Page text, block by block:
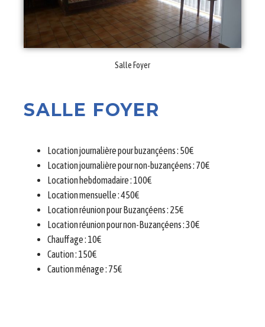
Salle Foyer
SALLE FOYER
Location journalière pour buzançéens : 50€
Location journalière pour non-buzançéens : 70€
Location hebdomadaire : 100€
Location mensuelle : 450€
Location réunion pour Buzançéens : 25€
Location réunion pour non-Buzançéens : 30€
Chauffage : 10€
Caution : 150€
Caution ménage : 75€